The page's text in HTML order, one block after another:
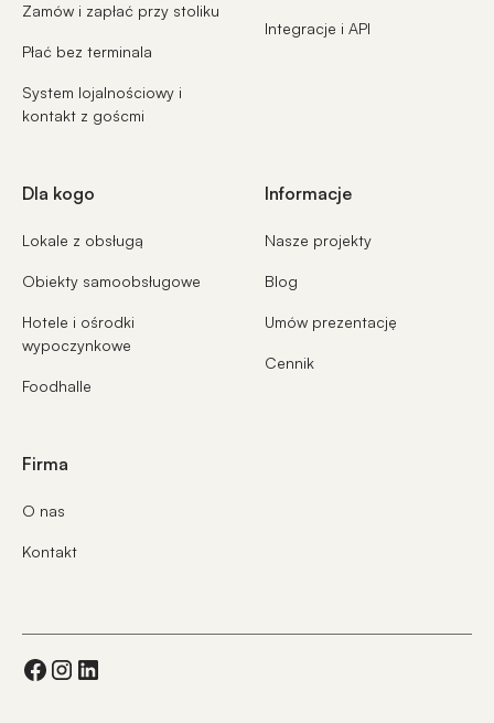
Zamów i zapłać przy stoliku
Płać bez terminala
System lojalnościowy i
kontakt z goścmi
Integracje i API
Dla kogo
Lokale z obsługą
Obiekty samoobsługowe
Hotele i ośrodki
wypoczynkowe
Foodhalle
Informacje
Nasze projekty
Blog
Umów prezentację
Cennik
Firma
O nas
Kontakt